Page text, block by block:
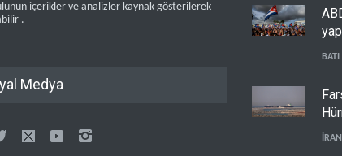
içerikler ve analizler kaynak gösterilerek
.
Medya
İRAN